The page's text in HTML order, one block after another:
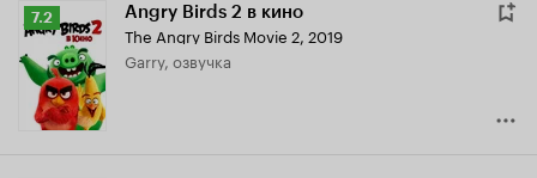
Рейтинг
Кинопоиска
7.2
7.2 Angry Birds 2 в кино
The Angry Birds Movie 2, 2019
Garry, озвучка